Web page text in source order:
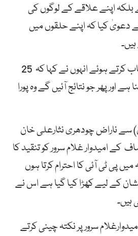
بلکہ اپنے علاقے کے لوگوں کی
کیا کہ اپنے حلقوں میں
انتخابی جلسے سے خطاب کرتے ہوئے انہوں نے کہا کہ 25
اور پھر جو نتائج آئیں گے وہ پورا
ناراض چودھری نثارعلی خان
کے امیدوار غلام سرور کو تنقید کا
پی ٹی آئی کا احترام کرتا ہوں
کے لیے کھڑا کیا گیا ہے اس نے
ہیں۔
سرورپر نکتہ چینی کرتے